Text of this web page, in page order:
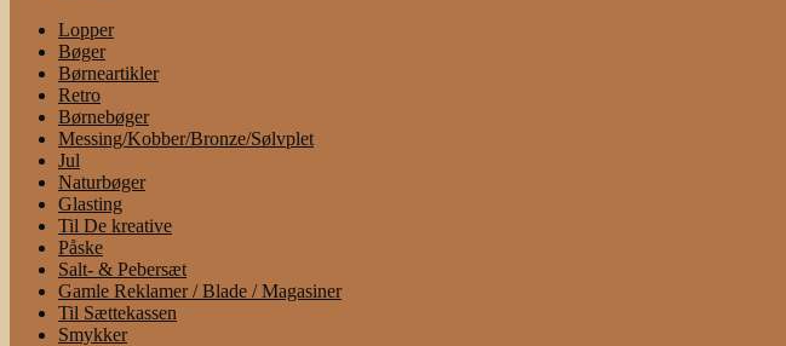
Lopper
Bøger
Børneartikler
Retro
Børnebøger
Messing/Kobber/Bronze/Sølvplet
Jul
Naturbøger
Glasting
Til De kreative
Påske
Salt- & Pebersæt
Gamle Reklamer / Blade / Magasiner
Til Sættekassen
Smykker